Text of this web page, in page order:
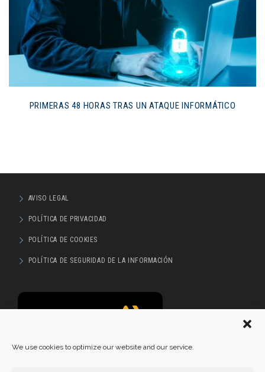
We use cookies to optimize our website and our service.
PRIMERAS 48 HORAS TRAS UN ATAQUE INFORMÁTICO
AVISO LEGAL
POLÍTICA DE PRIVACIDAD
POLÍTICA DE COOKIES
POLÍTICA DE SEGURIDAD DE LA INFORMACIÓN